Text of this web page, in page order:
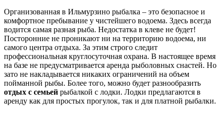
Организованная в Ильмурзино рыбалка – это безопасное и
комфортное пребывание у чистейшего водоема. Здесь всегда
водится самая разная рыба. Недостатка в клеве не будет!
Посторонние не проникают ни на территорию водоема, ни
самого центра отдыха. За этим строго следит
профессиональная круглосуточная охрана. В настоящее время
на базе не предусматривается аренда рыболовных снастей. Но
зато не накладывается никаких ограничений на объем
пойманной рыбы. Более того, можно будет разнообразить
отдых с семьей рыбалкой с лодки. Лодки предлагаются в
аренду как для простых прогулок, так и для платной рыбалки.